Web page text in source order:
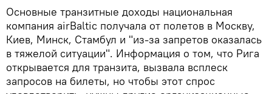
Основные транзитные доходы национальная
компания airBaltic получала от полетов в Москву,
Киев, Минск, Стамбул и "из-за запретов оказалась
в тяжелой ситуации". Информация о том, что Рига
открывается для транзита, вызвала всплеск
запросов на билеты, но чтобы этот спрос